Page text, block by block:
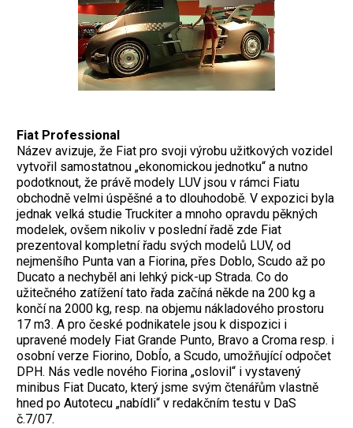
Fiat Professional
Název avizuje, že Fiat pro svoji výrobu užitkových vozidel
vytvořil samostatnou „ekonomickou jednotku“ a nutno
podotknout, že právě modely LUV jsou v rámci Fiatu
obchodně velmi úspěšné a to dlouhodobě. V expozici byla
jednak velká studie Truckiter a mnoho opravdu pěkných
modelek, ovšem nikoliv v poslední řadě zde Fiat
prezentoval kompletní řadu svých modelů LUV, od
nejmenšího Punta van a Fiorina, přes Doblo, Scudo až po
Ducato a nechyběl ani lehký pick-up Strada. Co do
užitečného zatížení tato řada začíná někde na 200 kg a
končí na 2000 kg, resp. na objemu nákladového prostoru
17 m3. A pro české podnikatele jsou k dispozici i
upravené modely Fiat Grande Punto, Bravo a Croma resp. i
osobní verze Fiorino, Dobĺo, a Scudo, umožňující odpočet
DPH. Nás vedle nového Fiorina „oslovil“ i vystavený
minibus Fiat Ducato, který jsme svým čtenářům vlastně
hned po Autotecu „nabídli“ v redakčním testu v DaS
č.7/07.